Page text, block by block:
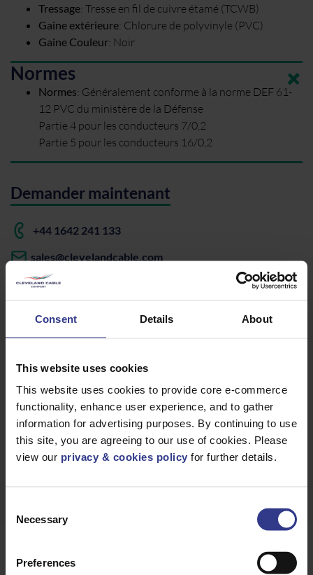
Consent Details About
This website uses cookies
This website uses cookies to provide core e-commerce
functionality, enhance user experience, and to gather
information for advertising purposes. By continuing to use
this site, you are agreeing to our use of cookies. Please
view our privacy & cookies policy for further details.
Selection
Necessary
Preferences
Tressage: Tresse en fil de cuivre étamé (TCWB)
Gaine extérieure: Chlorure de polyvinyle (PVC)
Gaine Couleur: Noir
Normes
Normes: Généralement conforme à la norme DEF 61-
12 PVC du ministère de la Défense
Partie 4 pour les conducteurs 7/0,2
Partie 5 pour les conducteurs 16/0,2
Demander maintenant
+44 1642 241 133
sales@clevelandcable.com
TÉLÉCHARGERFICHE TECHNIQUE
Produits